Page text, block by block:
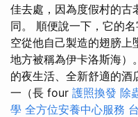
佳去處，因為度假村的古
同。 順便說一下，它的
空從他自己製造的翅膀上
地方被稱為伊卡洛斯海）
的夜生活、全新舒適的酒
一（長 four 護照換發 除
學 全方位安養中心服務